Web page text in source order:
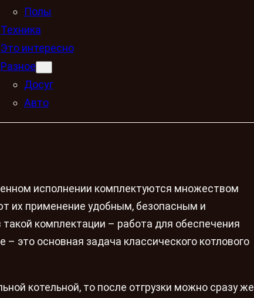
Полы
Техника
Это интересно
Разное
Досуг
Авто
исполнении комплектуются множеством
их применение удобным, безопасным и
комплектации – работа для обеспечения
это основная задача классического котлового
котельной, то после отгрузки можно сразу же